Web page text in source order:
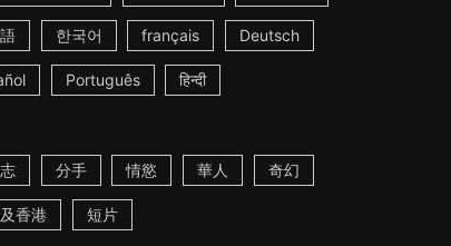
한국어 français Deutsch
Português हिन्दी
分手 情慾 華人 奇幻
香港 短片